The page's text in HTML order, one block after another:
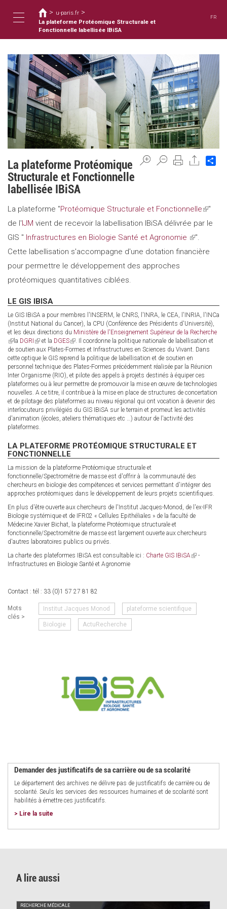
main
Toggle
navigation
You
are
here
> u-paris.fr >
La plateforme Protéomique Structurale et
Fonctionnelle labellisée IBiSA
FR
La plateforme Protéomique
Structurale et Fonctionnelle
labellisée IBiSA
La plateforme "Protéomique Structurale et Fonctionnelle(link
is
"
de l'IJM vient de recevoir la labellisation IBiSA délivrée par le
GIS " Infrastructures en Biologie Santé et Agronomie (link
is
".
Cette labellisation s'accompagne d'une dotation financière
pour permettre le développement des approches
protéomiques quantitatives ciblées.
LE GIS IBISA
Le GIS IBiSA a pour membres l'INSERM, le CNRS, l'INRA, le CEA, l'INRIA, l'INCa
(Institut National du Cancer), la CPU (Conférence des Présidents d'Université),
et les deux directions du Ministère de l'Enseignement Supérieur de la Recherche
(link
is
external)
la DGRI (link
is
external)
et la DGES(link
is
external)
. Il coordonne la politique nationale de labellisation et
de soutien aux Plates-Formes et Infrastructures en Sciences du Vivant. Dans
cette optique le GIS reprend la politique de labellisation et de soutien en
personnel technique des Plates-Formes précédemment réalisée par la Réunion
Inter Organisme (RIO), et pilote des appels à projets destinés à équiper ces
plateformes ou à leur permettre de promouvoir la mise en œuvre de technologies
nouvelles. A ce titre, il contribue à la mise en place de structures de concertation
et de pilotage des plateformes au niveau régional qui ont vocation à devenir des
interlocuteurs privilégiés du GIS IBiSA sur le terrain et promeut les activités
d'animation (écoles, ateliers thématiques etc …) autour de l'activité des
plateformes.
LA PLATEFORME PROTÉOMIQUE STRUCTURALE ET
FONCTIONNELLE
La mission de la plateforme Protéomique structurale et
fonctionnelle/Spectrométrie de masse est d'offrir à la communauté des
chercheurs en biologie des compétences et services permettant d'intégrer des
approches protéomiques dans le développement de leurs projets scientifiques.
En plus d'être ouverte aux chercheurs de l'Institut Jacques-Monod, de l'ex-IFR
Biologie systémique et de IFR02 « Cellules Epithéliales » de la faculté de
Médecine Xavier Bichat, la plateforme Protéomique structurale et
fonctionnelle/Spectrométrie de masse est largement ouverte aux chercheurs
d'autres laboratoires publics ou privés.
La charte des plateformes IBiSA est consultable ici : Charte GIS IBiSA(link-
Infrastructures en Biologie Santé et Agronomie
Contact : tél : 33 (0)1 57 27 81 82
Mots
clés >
Institut Jacques Monod plateforme scientifique
Biologie ActuRecherche
Demander des justificatifs de sa carrière ou de sa scolarité
Le département des archives ne délivre pas de justificatifs de carrière ou de
scolarité. Seuls les services des ressources humaines et de scolarité sont
habilités à émettre ces justificatifs.
> Lire la suite
A lire aussi
MÉDICALE